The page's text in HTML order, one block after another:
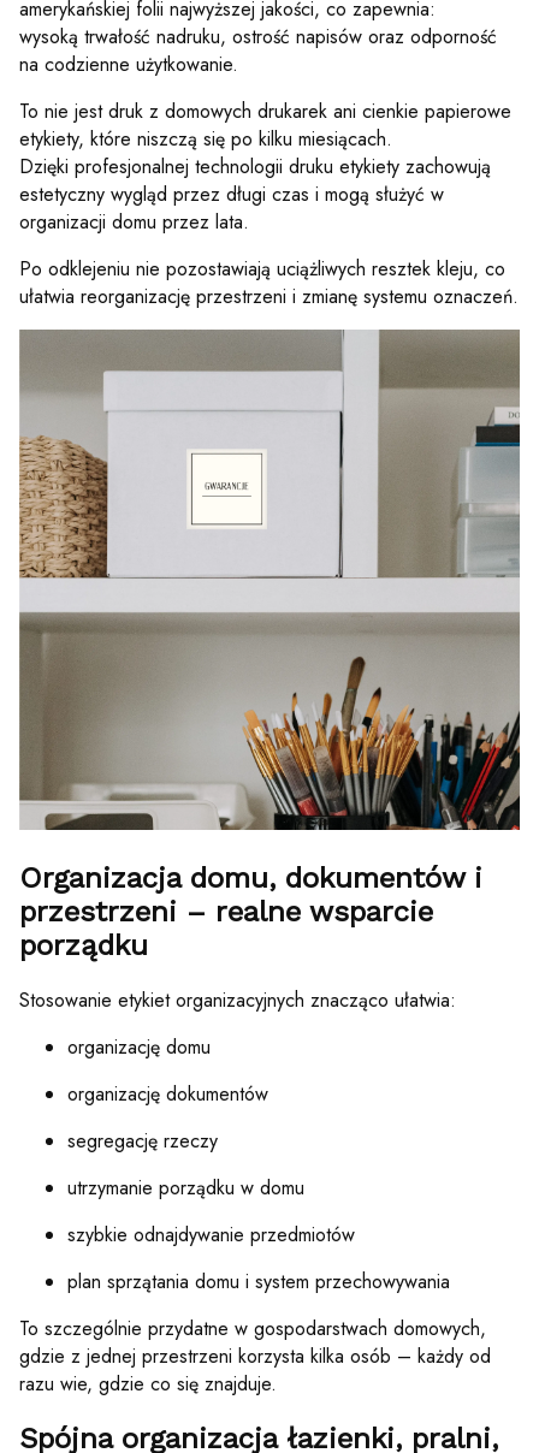
amerykańskiej folii najwyższej jakości, co zapewnia:
wysoką trwałość nadruku, ostrość napisów oraz odporność
na codzienne użytkowanie.
To nie jest druk z domowych drukarek ani cienkie papierowe
etykiety, które niszczą się po kilku miesiącach.
Dzięki profesjonalnej technologii druku etykiety zachowują
estetyczny wygląd przez długi czas i mogą służyć w
organizacji domu przez lata.
Po odklejeniu nie pozostawiają uciążliwych resztek kleju, co
ułatwia reorganizację przestrzeni i zmianę systemu oznaczeń.
Organizacja domu, dokumentów i
przestrzeni – realne wsparcie
porządku
Stosowanie etykiet organizacyjnych znacząco ułatwia:
organizację domu
organizację dokumentów
segregację rzeczy
utrzymanie porządku w domu
szybkie odnajdywanie przedmiotów
plan sprzątania domu i system przechowywania
To szczególnie przydatne w gospodarstwach domowych,
gdzie z jednej przestrzeni korzysta kilka osób – każdy od
razu wie, gdzie co się znajduje.
Spójna organizacja łazienki, pralni,